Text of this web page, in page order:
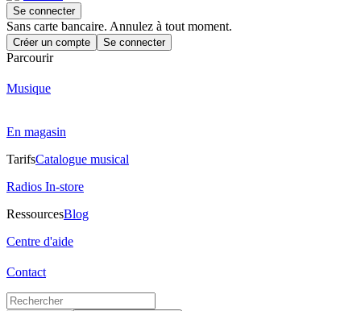
Se connecter
Sans carte bancaire. Annulez à tout moment.
Créer un compte Se connecter
Parcourir
Musique
En magasin
TarifsCatalogue musical
Radios In-store
RessourcesBlog
Centre d'aide
Contact